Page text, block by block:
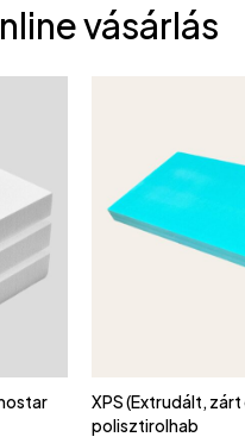
vásárlás
XPS (Extrudált, zárt
polisztirolhab